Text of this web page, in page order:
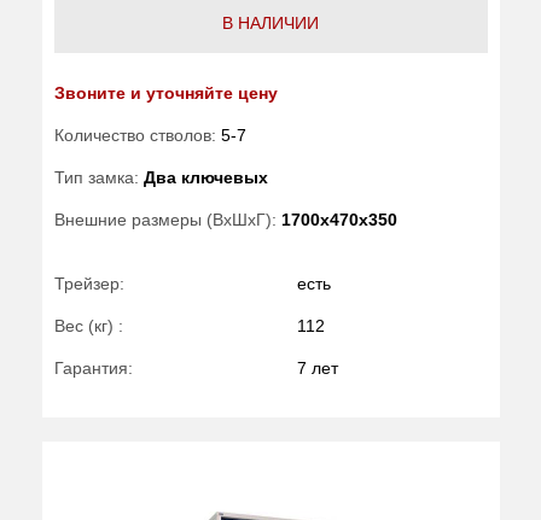
В НАЛИЧИИ
Звоните и уточняйте цену
Количество стволов: 5-7
Тип замка: Два ключевых
Внешние размеры (ВхШхГ): 1700x470x350
Трейзер: есть
Вес (кг) : 112
Гарантия: 7 лет